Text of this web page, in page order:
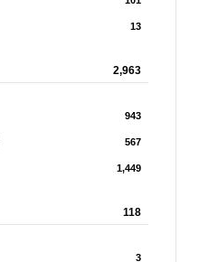
13
2,963
943
567
1,449
118
3